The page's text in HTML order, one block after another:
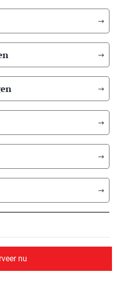
nu
Algemene voorwaarden